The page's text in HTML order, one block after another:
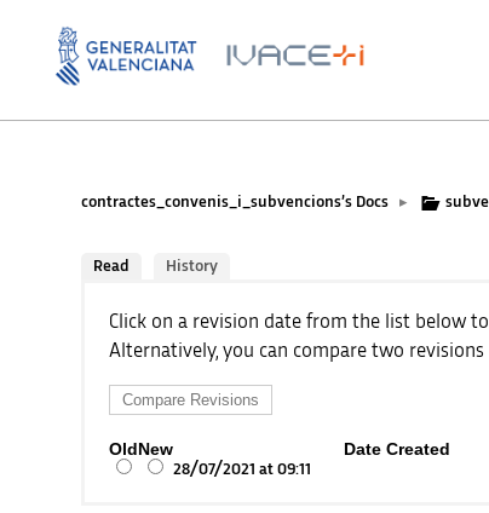
contractes_convenis_i_subvencions’s Docs ▸
Read History
Click on a revision date from the list below
Alternatively, you can compare two
OldNew Date Created
28/07/2021 at 09:11